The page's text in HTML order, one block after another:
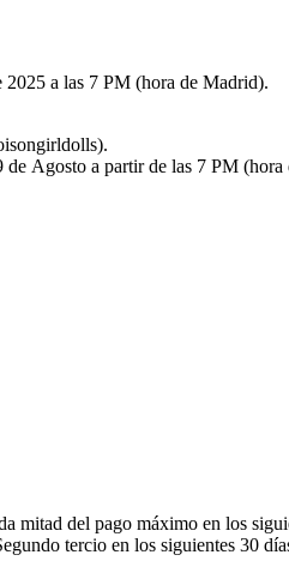
2025 a las 7 PM (hora de Madrid).
de Agosto a partir de las 7 PM
mitad del pago máximo en los
tercio en los siguientes 30